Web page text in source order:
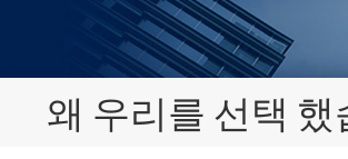
왜 우리를 선택